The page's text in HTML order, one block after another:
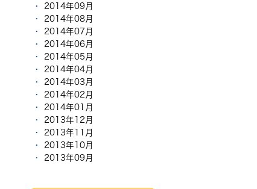
2014年09月
2014年08月
2014年07月
2014年06月
2014年05月
2014年04月
2014年03月
2014年02月
2014年01月
2013年12月
2013年11月
2013年10月
2013年09月